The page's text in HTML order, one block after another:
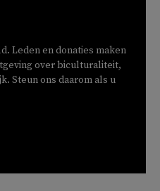
Leden en donaties maken
over biculturaliteit,
Steun ons daarom als u